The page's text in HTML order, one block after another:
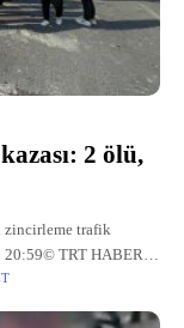
2 ölü,
zincirleme trafik
20:59© TRT HABER